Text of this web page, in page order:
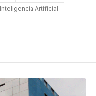
Inteligencia Artificial